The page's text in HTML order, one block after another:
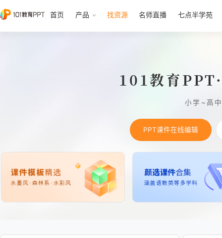
首页 产品 找资源 名师直播 七点半学苑
101教育
小学~高
PPT课件在线编辑